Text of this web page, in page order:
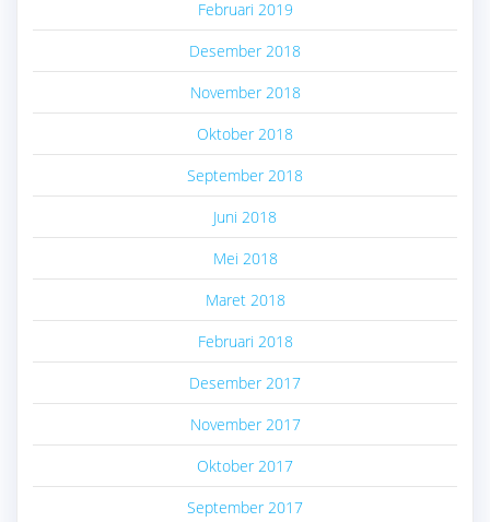
Februari 2019
Desember 2018
November 2018
Oktober 2018
September 2018
Juni 2018
Mei 2018
Maret 2018
Februari 2018
Desember 2017
November 2017
Oktober 2017
September 2017